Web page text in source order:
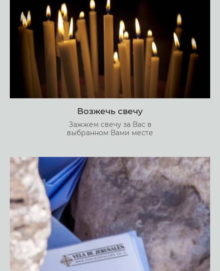
Возжечь свечу
Зажжем свечу за Вас в
выбранном Вами месте